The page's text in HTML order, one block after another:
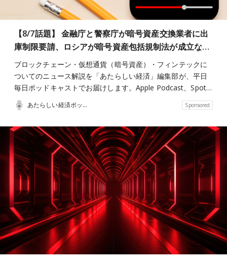
【8/7話題】 金融庁と警察庁が暗号資産交換業者に出
庫制限要請、ロシアが暗号資産包括規制法が成立な…
ブロックチェーン・仮想通貨（暗号資産）・フィンテックに
ついてのニュース解説を「あたらしい経済」編集部が、平日
毎日ポッドキャストでお届けします。Apple Podcast、Spot…
あたらしい経済ポッドキャスト Sponsored